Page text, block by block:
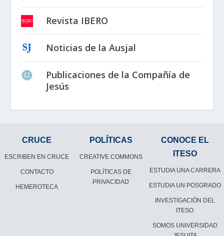
Revista IBERO
Noticias de la Ausjal
Publicaciones de la Compañía de
Jesús
CRUCE
ESCRIBEN EN CRUCE
CONTACTO
HEMEROTECA
POLÍTICAS
CREATIVE COMMONS
POLÍTICAS DE
PRIVACIDAD
CONOCE EL
ITESO
ESTUDIA UNA CARRERA
ESTUDIA UN POSGRADO
INVESTIGACIÓN DEL
ITESO
SOMOS UNIVERSIDAD